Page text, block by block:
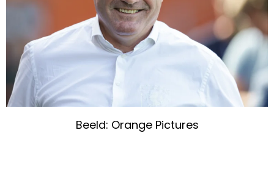
Beeld: Orange Pictures